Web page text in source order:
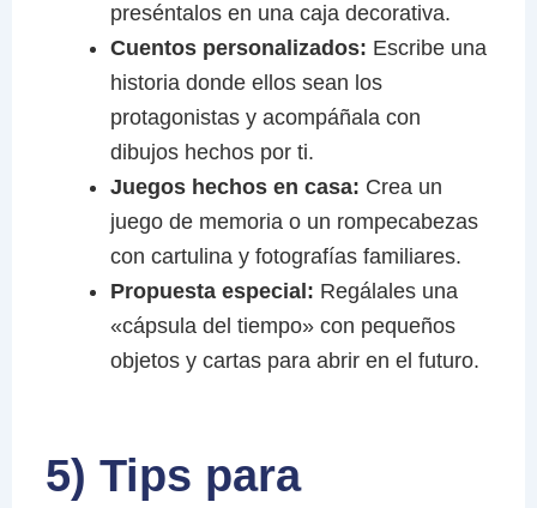
preséntalos en una caja decorativa.
Cuentos personalizados: Escribe una
historia donde ellos sean los
protagonistas y acompáñala con
dibujos hechos por ti.
Juegos hechos en casa: Crea un
juego de memoria o un rompecabezas
con cartulina y fotografías familiares.
Propuesta especial: Regálales una
«cápsula del tiempo» con pequeños
objetos y cartas para abrir en el futuro.
5) Tips para